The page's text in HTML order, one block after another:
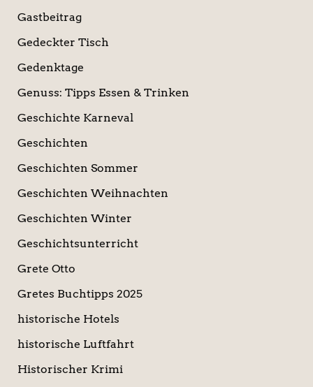
Gastbeitrag
Gedeckter Tisch
Gedenktage
Genuss: Tipps Essen & Trinken
Geschichte Karneval
Geschichten
Geschichten Sommer
Geschichten Weihnachten
Geschichten Winter
Geschichtsunterricht
Grete Otto
Gretes Buchtipps 2025
historische Hotels
historische Luftfahrt
Historischer Krimi